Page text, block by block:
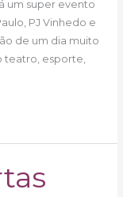
um super evento
PJ Vinhedo e
de um dia muito
teatro, esporte,